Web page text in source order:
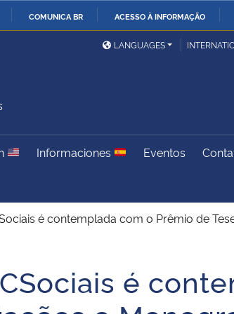
COMUNICA BR ACESSO À INFORMAÇÃO
Ministério das Relações
ExterioresLANGUAGES
Informaciones Eventos
é contemplada com o Prêmio de
é